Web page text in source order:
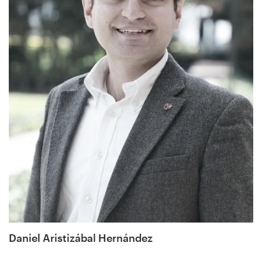
Daniel Aristizábal Hernández